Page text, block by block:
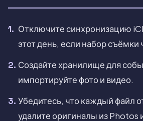
Отключите синхронизацию
этот день, если набор съёмки
Создайте хранилище для
импортируйте фото и видео.
Убедитесь, что каждый файл
удалите оригиналы из Photos